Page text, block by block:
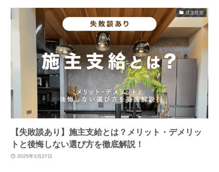
注文住宅
【失敗談あり】施主支給とは？メリット・デメリッ
トと後悔しない選び方を徹底解説！
2025年3月27日